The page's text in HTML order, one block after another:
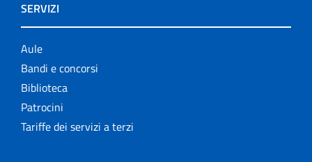
SERVIZI
Aule
Bandi e concorsi
Biblioteca
Patrocini
Tariffe dei servizi a terzi